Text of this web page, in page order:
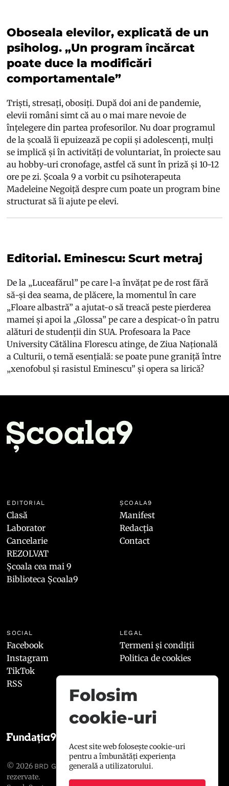
Oboseala elevilor, explicată de un
psiholog. „Un program încărcat
poate duce la modificări
comportamentale”
Triști, stresați, obosiți. După doi ani de pandemie,
elevii români simt că au o mai mare nevoie de
înțelegere din partea profesorilor. Nu doar programul
de la școală îi epuizează pe copii și adolescenți, mulți
se implică și în activități de voluntariat, în proiecte sau
au hobby-uri cronofage, astfel că sunt în priză și 10-12
ore pe zi. Școala 9 a vorbit cu psihoterapeuta
Madeleine Negoiță despre cum poate un program bine
structurat să îi ajute pe elevi.
Editorial. Eminescu: Scurt metraj
De la „Luceafărul” pe care l-a învățat pe de rost fără
să-și dea seama, de plăcere, la momentul în care
„Floare albastră” a ajutat-o să treacă peste pierderea
mamei și apoi la „Glossa” pe care a despicat-o în patru
alături de studenții din SUA. Profesoara la Pace
University Cătălina Florescu atinge, de Ziua Națională
a Culturii, o temă esențială: se poate pune graniță între
„xenofobul și rasistul Eminescu” și opera sa lirică?
EDITORIAL
Clasă
Laborator
Cancelarie
REZOLVAT
Școala cea mai 9
Biblioteca Școala9
ȘCOALA9
Manifest
Redacția
Contact
SOCIAL
Facebook
Instagram
TikTok
RSS
LEGAL
Termeni și condiții
Politica de cookies
© 2026 BRD GROUPE SOCIÉTÉ GÉNÉRALE
rezervate.
Folosim
cookie-uri
Acest site web folosește cookie-uri
pentru a îmbunătăți experiența
generală a utilizatorului.